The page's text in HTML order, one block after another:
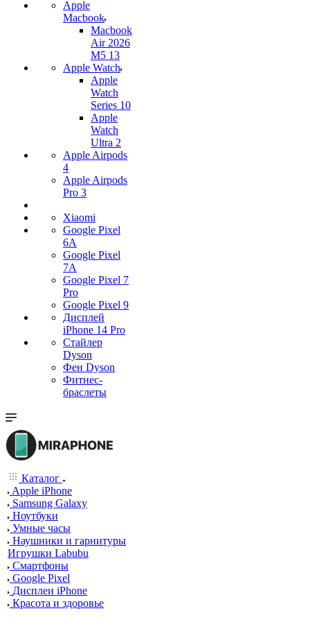
Apple
Macbook
Macbook
Air 2026
M5 13
Apple Watch
Apple
Watch
Series 10
Apple
Watch
Ultra 2
Apple Airpods
4
Apple Airpods
Pro 3
Xiaomi
Google Pixel
6A
Google Pixel
7А
Google Pixel 7
Pro
Google Pixel 9
Дисплей
iPhone 14 Pro
Стайлер
Dyson
Фен Dyson
Фитнес-
браслеты
Каталог
Apple iPhone
Samsung Galaxy
Ноутбуки
Умные часы
Наушники и гарнитуры
Игрушки Labubu
Смартфоны
Google Pixel
Дисплеи iPhone
Красота и здоровье